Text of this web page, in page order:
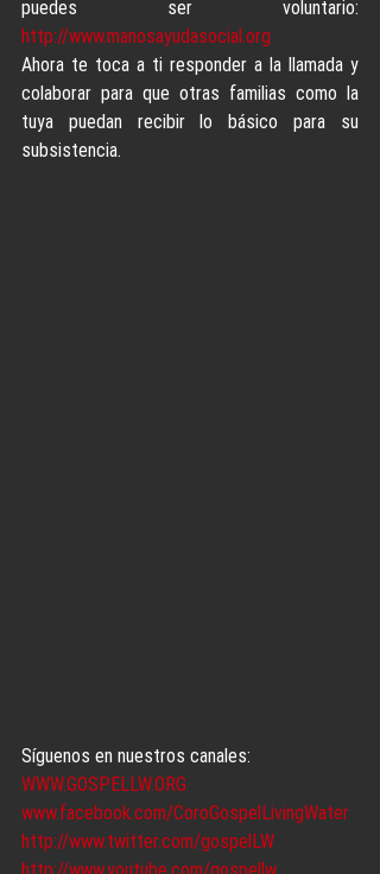
http://www.manosayudasocial.org
Ahora te toca a ti responder a la llamada y
colaborar para que otras familias como la
tuya puedan recibir lo básico para su
subsistencia.
Síguenos en nuestros canales:
WWW.GOSPELLW.ORG
www.facebook.com/CoroGospelLivingWater
http://www.twitter.com/gospelLW
http://www.youtube.com/gospellw